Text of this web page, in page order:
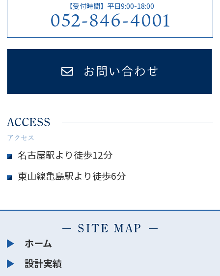
【受付時間】平日9:00-18:00
052-846-4001
ACCESS
アクセス
名古屋駅より徒歩12分
東山線亀島駅より徒歩6分
SITE MAP
ホーム
設計実績